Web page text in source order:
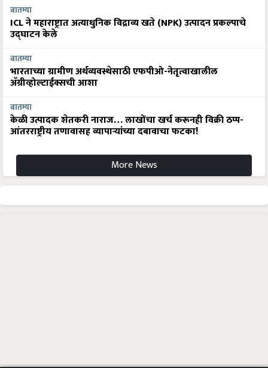
बातम्या
ICL ने महाराष्ट्रात अत्याधुनिक विद्राव्य खते (NPK) उत्पादन प्रकल्पाचे
उद्घाटन केले
बातम्या
भारताच्या ग्रामीण अर्थव्यवस्थेसाठी एफपीओ-नेतृत्वाखालील
अ‍ॅग्रीव्होल्टाईक्सची आशा
बातम्या
केळी उत्पादक शेतकरी नाराज… लाखोंचा खर्च करूनही विक्री ठप्प-
आंतरराष्ट्रीय तणावासह व्यापाऱ्यांच्या दबावाचा फटका!
More News